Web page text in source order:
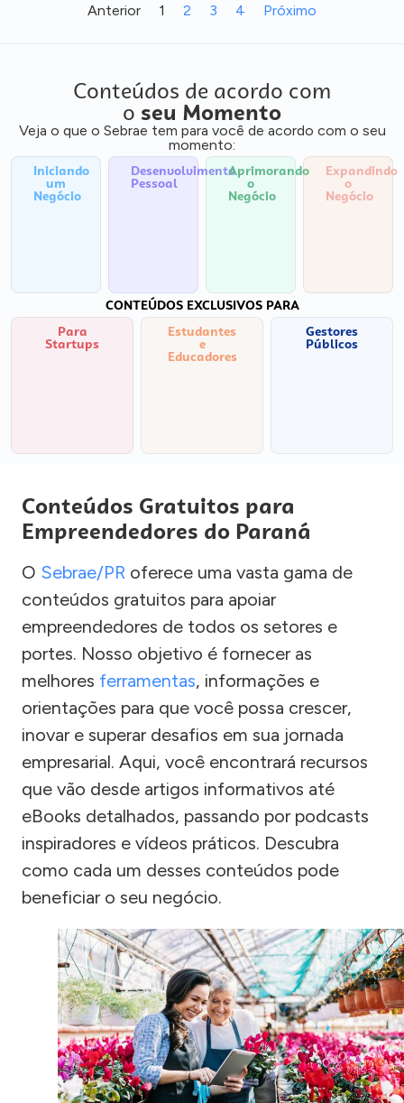
Anterior 1 2 3 4 Próximo
Conteúdos de acordo com
o seu Momento
Veja o que o Sebrae tem para você de acordo com o seu
momento:
Iniciando
um
Negócio
Desenvolvimento
Pessoal
Aprimorando
o
Negócio
Expandindo
o
Negócio
CONTEÚDOS EXCLUSIVOS PARA
Para
Startups
Estudantes
e
Educadores
Gestores
Públicos
Conteúdos Gratuitos para
Empreendedores do Paraná
O Sebrae/PR oferece uma vasta gama de
conteúdos gratuitos para apoiar
empreendedores de todos os setores e
portes. Nosso objetivo é fornecer as
melhores ferramentas, informações e
orientações para que você possa crescer,
inovar e superar desafios em sua jornada
empresarial. Aqui, você encontrará recursos
que vão desde artigos informativos até
eBooks detalhados, passando por podcasts
inspiradores e vídeos práticos. Descubra
como cada um desses conteúdos pode
beneficiar o seu negócio.